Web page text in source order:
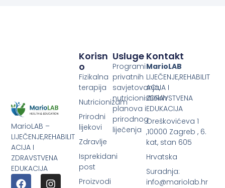
MarioLAB –
LIJEČENJE,REHABILIT
ACIJA I
ZDRAVSTVENA
EDUKACIJA
Usluge
Programi
privatnih
savjetovanja,
nutricionističkih
planova i
prirodnog
liječenja
Korisn
O
Fizikalna
terapija
Nutricionizam
Prirodni
lijekovi
Zdravlje
Isprekidani
post
Proizvodi
Kontakt
MarioLAB
LIJEČENJE,REHABILIT
ACIJA I
ZDRAVSTVENA
EDUKACIJA
Oreškovićeva 1
,10000 Zagreb , 6.
kat, stan 605
Hrvatska
Suradnja:
info@mariolab.hr